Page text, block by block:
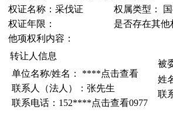
权证名称：采伐证
权属类型：
权证年限：
是否存在其他
他项权利内容：
转让人信息
单位名称/姓名： ****点击查看
联系人（法人）：张先生
联系电话：152****点击查看0977
被
姓
联